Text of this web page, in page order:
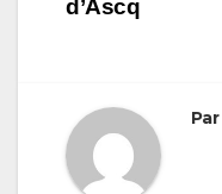
d’Ascq
Par